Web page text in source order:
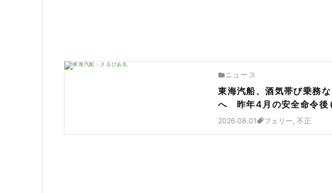
ニュース
東海汽船、酒気帯び乗務
へ 昨年4月の安全命令後
2026.08.01 フェリー, 不正